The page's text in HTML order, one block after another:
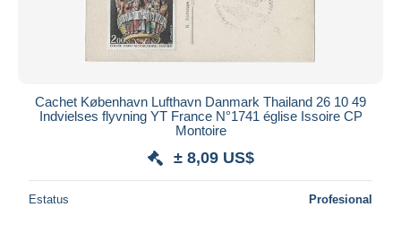
Cachet København Lufthavn Danmark Thailand 26 10 49
Indvielses flyvning YT France N°1741 église Issoire CP
Montoire
± 8,09 US$
Estatus Profesional